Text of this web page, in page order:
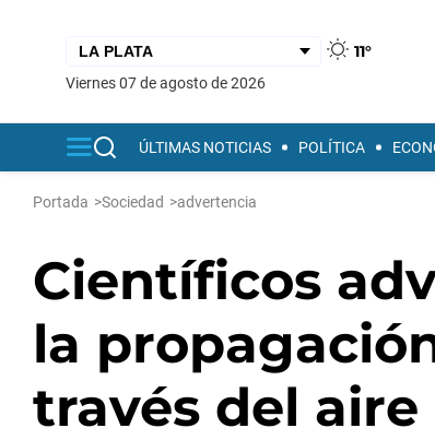
11°
viernes 07 de agosto de 2026
ÚLTIMAS NOTICIAS POLÍTICA
Portada >Sociedad >advertencia
Científicos
la
través del aire